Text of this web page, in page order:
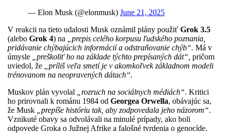
— Elon Musk (@elonmusk) June 21, 2025
V reakcii na tieto udalosti Musk oznámil plány použiť Grok 3.5
(alebo Grok 4) na
„prepis celého korpusu ľudského poznania,
pridávanie chýbajúcich informácií a odstraňovanie chýb“. Má v
úmysle „preškoliť ho na základe týchto prepísaných dát“, pričom
uviedol, že „príliš veľa smetí je v akomkoľvek základnom modeli
trénovanom na neopravených dátach“.
Muskov plán vyvolal
„rozruch na sociálnych médiách“. Kritici
ho prirovnali k románu 1984 od Georgea Orwella, obávajúc sa,
že Musk
„prepíše históriu tak, aby zodpovedala jeho názorom“.
Vznikuté obavy sa odvolávali na minulé prípady, ako boli
odpovede Groka o Južnej Afrike a falošné tvrdenia o genocíde.